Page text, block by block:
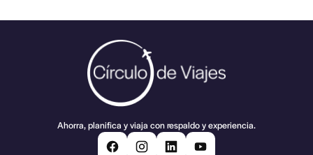
Ahorra, planifica y viaja con respaldo y experiencia.